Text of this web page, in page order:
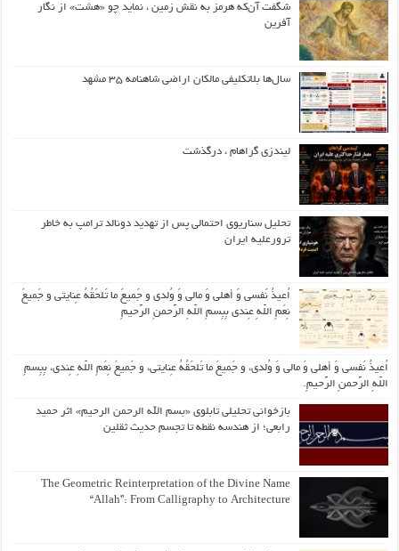
شگفت آن‌که هرمز به نقش زمین ، نماید چو «هشت» از نگار
آفرین
سال‌ها بلاتکلیفی مالکان اراضی شاهنامه ۳۵ مشهد
لیندزی گراهام ، درگذشت
تحلیل سناریوی احتمالی پس از تهدید دونالد ترامپ به خاطر
ترورعلیه ایران
اُعیذُ نَفسی وَ أهلی وَ مالی وَ وُلدی و جَمیعَ ما تَلحَقُهُ عِنایتی و جَمیعَ
نِعَمِ اللّهِ عِندی بِبِسمِ اللّهِ الرَّحمنِ الرَّحیمِ
اُعیذُ نَفسی وَ أهلی وَ مالی وَ وُلدی، و جَمیعَ ما تَلحَقُهُ عِنایتی، و جَمیعَ نِعَمِ اللّهِ عِندی، بِبِسمِ
اللّهِ الرَّحمنِ الرَّحیمِ.
بازخوانی تحلیلی تابلوی «بسم الله الرحمن الرحیم» اثر حمید
رابعی؛ از هندسه نقطه تا تجسم حدیث ثقلین
The Geometric Reinterpretation of the Divine Name
“Allah”: From Calligraphy to Architecture